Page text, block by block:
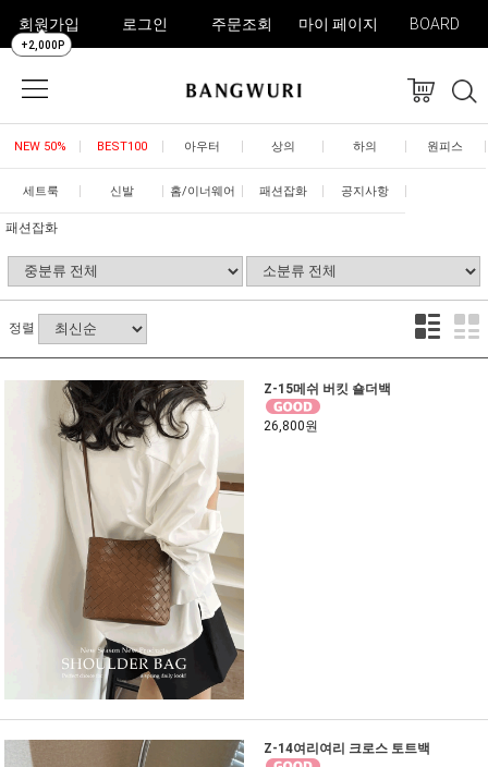
회원가입
+2,000P
로그인 주문조회 마이 페이지 BOARD
NEW 50% BEST100 아우터 상의 하의 원피스
세트룩 신발 홈/이너웨어 패션잡화 공지사항
패션잡화
정렬
Z-15메쉬 버킷 숄더백
26,800원
Z-14여리여리 크로스 토트백